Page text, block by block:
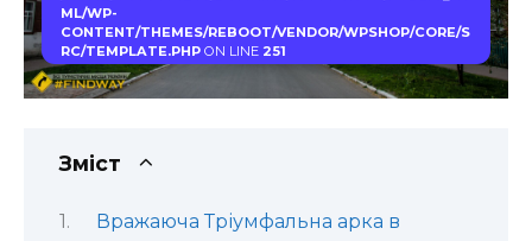
ML/WP-
CONTENT/THEMES/REBOOT/VENDOR/WPSHOP/CORE/S
RC/TEMPLATE.PHPON LINE 251
Зміст
Вражаюча Тріумфальна арка в